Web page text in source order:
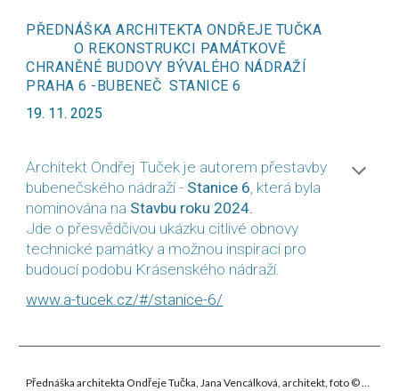
PŘEDNÁŠKA ARCHITEKTA ONDŘEJE TUČKA
O REKONSTRUKCI PAMÁTKOVĚ
CHRANĚNÉ BUDOVY BÝVALÉHO NÁDRAŽÍ
PRAHA 6 -BUBENEČ STANICE 6
19. 11. 2025
Architekt Ondřej Tuček je autorem přestavby
bubenečského nádraží - Stanice 6 , která byla
nominována na Stavbu roku 2024.
Jde o přesvědčivou ukázku citlivé obnovy
technické památky a možnou inspiraci pro
budoucí podobu Krásenského nádraží.
www.a-tucek.cz/#/stanice-6/
Přednáška architekta Ondřeje Tučka, Jana Vencálková, architekt, foto © J. Malík